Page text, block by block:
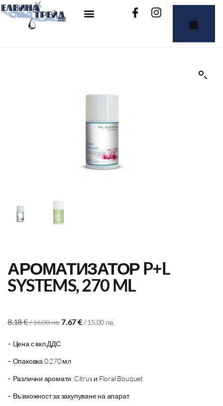
АРОМАТИЗАТОР P+L
SYSTEMS, 270 ML
8.18€/ 16,00 лв.7.67€/ 15,00 лв.
– Цена с вкл.ДДС
– Опаковка 0.270 мл
– Различни аромати: Citrus и Floral Bouquet
– Възможност за закупуване на апарат